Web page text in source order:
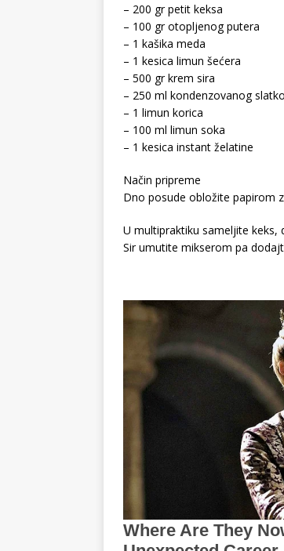
– 200 gr petit keksa
– 100 gr otopljenog putera
– 1 kašika meda
– 1 kesica limun šećera
– 500 gr krem sira
– 250 ml kondenzovanog
– 1 limun korica
– 100 ml limun soka
– 1 kesica instant želatine
Način pripreme
Dno posude obložite papirom
U multipraktiku sameljite
Sir umutite mikserom pa